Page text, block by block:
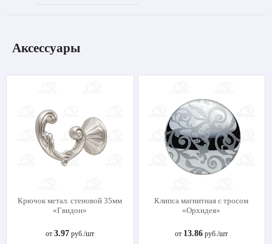
Аксессуары
Крючок метал. стеновой 35мм
«Гвидон»
от3.97 руб./шт
Клипса магнитная с тросом
«Орхидея»
от 13.86 руб./шт